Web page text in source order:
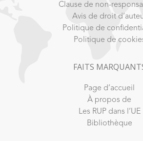
Clause de non-
Avis de droit
Politique de
Politique de
FAITS
Page d’accueil
À propos de
Les RUP dans l’UE
Bibliothèque